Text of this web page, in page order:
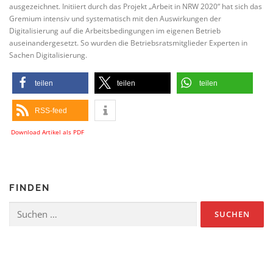
ausgezeichnet. Initiiert durch das Projekt „Arbeit in NRW 2020“ hat sich das
Gremium intensiv und systematisch mit den Auswirkungen der
Digitalisierung auf die Arbeitsbedingungen im eigenen Betrieb
auseinandergesetzt. So wurden die Betriebsratsmitglieder Experten in
Sachen Digitalisierung.
teilen teilen teilen
RSS-feed
Download Artikel als PDF
FINDEN
nach: